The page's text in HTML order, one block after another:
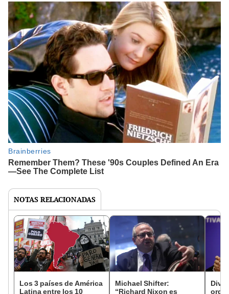
NOTAS RELACIONADAS
Los 3 países de América
Latina entre los 10
Michael Shifter:
“Richard Nixon es